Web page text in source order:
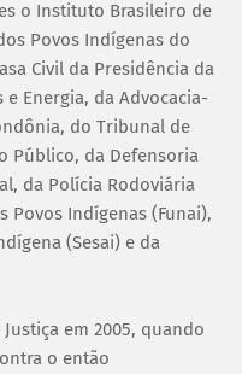
o Instituto Brasileiro de
Povos Indígenas do
Civil da Presidência da
Energia, da Advocacia-
do Tribunal de
Público, da Defensoria
da Polícia Rodoviária
Povos Indígenas (Funai),
(Sesai) e da
em 2005, quando
o então